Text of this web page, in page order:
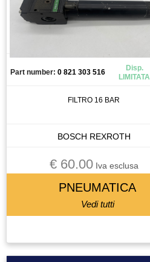
Part number: 0 821 303 516
Disp.
LIMITATA
FILTRO 16 BAR
BOSCH REXROTH
€ 60.00Iva esclusa
PNEUMATICA
Vedi tutti